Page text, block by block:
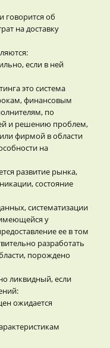
говорится об
на доставку
если в ней
это система
финансовым
по
и решению проблем,
фирмой в области
на
развитие рынка,
состояние
систематизации
у
ее в том
разработать
порождено
ликвидный, если
ожидается